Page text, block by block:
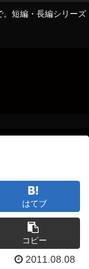
。短編・長編シリーズ
はてブ
コピー
2011.08.08